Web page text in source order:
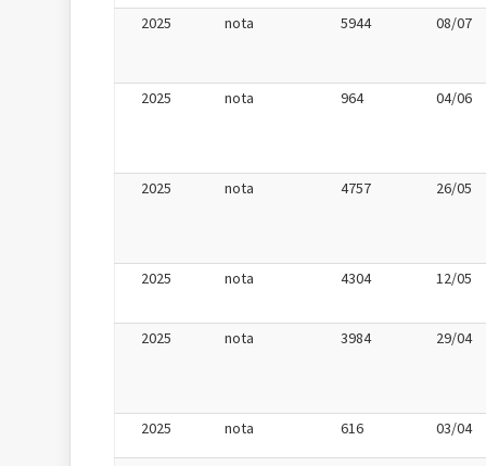
2025 nota 5944 08/07
2025 nota 964 04/06
2025 nota 4757 26/05
2025 nota 4304 12/05
2025 nota 3984 29/04
2025 nota 616 03/04